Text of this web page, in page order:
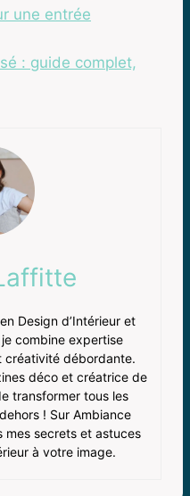
une entrée
: guide complet,
Design d’Intérieur et
combine expertise
créativité débordante.
déco et créatrice de
transformer tous les
! Sur Ambiance
mes secrets et astuces
à votre image.